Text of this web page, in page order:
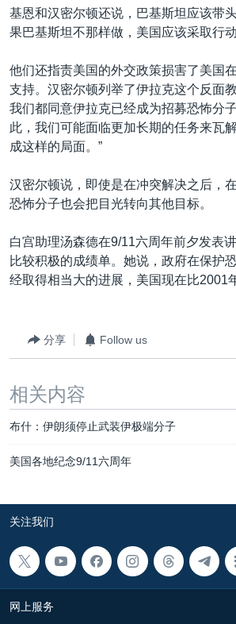
基恩和汉密尔顿还说，巴基斯坦应该带
果巴基斯坦不那样做，美国应该采取行动
他们还指责美国的外交政策损害了美国
支持。汉密尔顿列举了伊拉克这个反面
我们都同意伊拉克已经成为招募恐怖分
此，我们可能面临更加长期的任务来瓦
成这样的局面。”
汉密尔顿说，即使是在冲突解决之后，
恐怖分子也会把目光转向其他目标。
白宫助理汤森德在9/11六周年前夕发表
比较积极的成绩单。她说，政府在保护
经取得相当大的进展，美国现在比2001
分享 Follow us
相关内容
布什：伊朗须停止武装伊极端分子
美国各地纪念9/11六周年
关注我们
网上服务